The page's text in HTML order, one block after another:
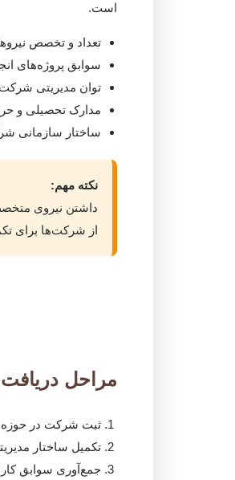
است.
تعداد و تخصص
سوابق پروژه‌های
توان مدیریتی شرکت
مدارک تحصیلی و
ساختار سازمانی
نکته مهم:
داشتن نیروی
از شرکت‌ها برای
مراحل
ثبت شرکت در حوزه
تکمیل ساختار
جمع‌آوری سوابق